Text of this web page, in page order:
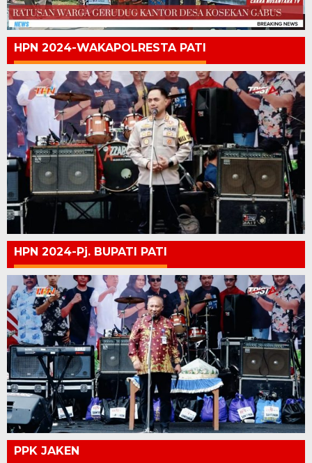
HPN 2024-WAKAPOLRESTA PATI
HPN 2024-Pj. BUPATI PATI
PPK JAKEN